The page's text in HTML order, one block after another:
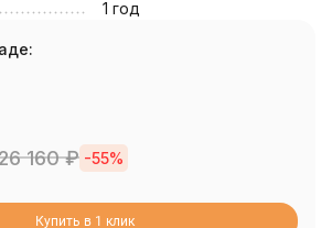
1 год
160₽ -55%
Купить в 1 клик